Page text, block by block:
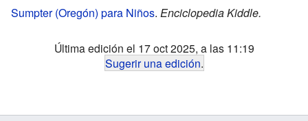
Sumpter (Oregón) para Niños. Enciclopedia Kiddle.
Última edición el 17 oct 2025, a las 11:19
Sugerir una edición.